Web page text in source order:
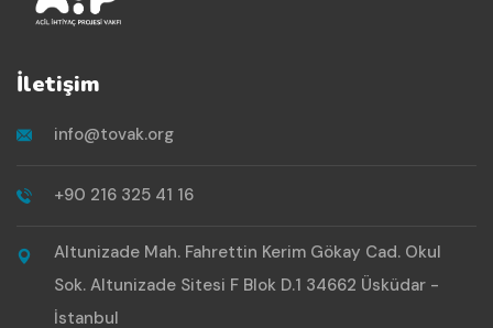
İletişim
info@tovak.org
+90 216 325 41 16
Altunizade Mah. Fahrettin Kerim Gökay Cad. Okul
Sok. Altunizade Sitesi F Blok D.1 34662 Üsküdar -
İstanbul